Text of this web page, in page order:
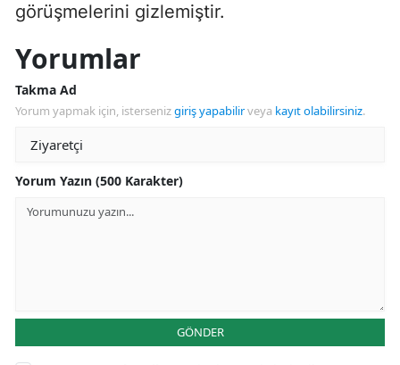
görüşmelerini gizlemiştir.
Yorumlar
Takma Ad
Yorum yapmak için, istersenizgiriş yapabilirveya kayıt olabilirsiniz.
Yorum Yazın (500 Karakter)
GÖNDER